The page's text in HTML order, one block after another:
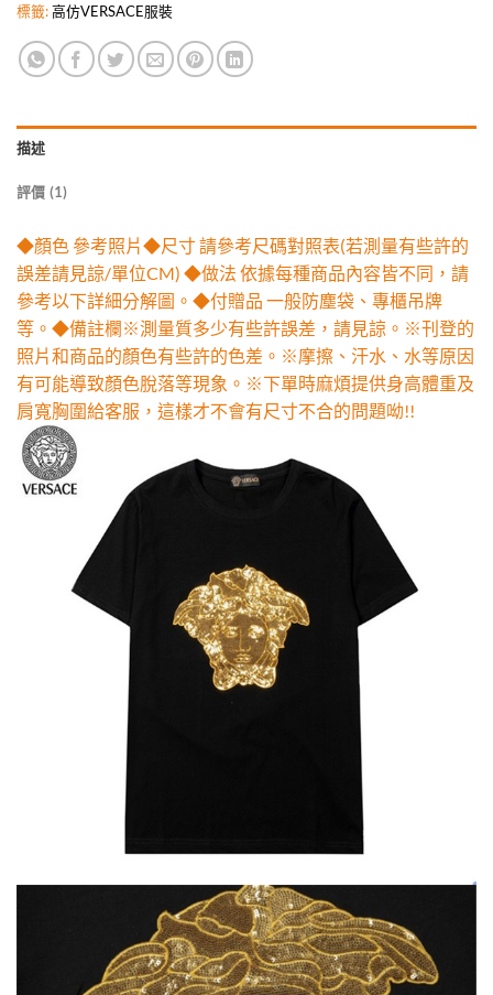
標籤:高仿VERSACE服裝
描述
評價 (1)
◆顏色 參考照片◆尺寸 請參考尺碼對照表(若測量有些許的
誤差請見諒/單位CM) ◆做法 依據每種商品內容皆不同，請
參考以下詳細分解圖。◆付贈品 一般防塵袋、專櫃吊牌
等。◆備註欄※測量質多少有些許誤差，請見諒。※刊登的
照片和商品的顏色有些許的色差。※摩擦、汗水、水等原因
有可能導致顏色脫落等現象。※下單時麻煩提供身高體重及
肩寬胸圍給客服，這樣才不會有尺寸不合的問題呦!!